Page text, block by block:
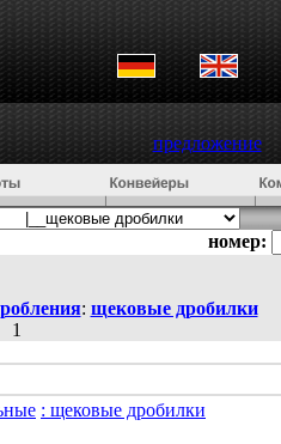
предложение
номер:
: щековые дробилки
1
: щековые дробилки